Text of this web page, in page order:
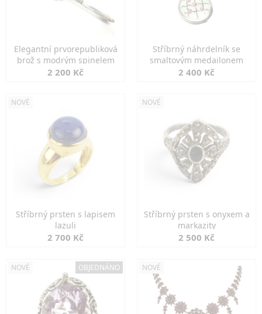
Elegantní prvorepubliková
brož s modrým spinelem
2 200 Kč
Stříbrný náhrdelník se
smaltovým medailonem
2 400 Kč
NOVÉ
Stříbrný prsten s lapisem
lazuli
2 700 Kč
NOVÉ
Stříbrný prsten s onyxem a
markazity
2 500 Kč
NOVÉ OBJEDNÁNO NOVÉ